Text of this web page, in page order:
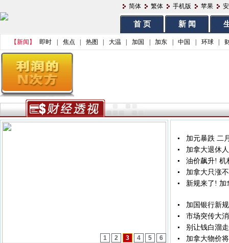
简体 繁体 手机版 苹果
首 页 新 闻
【新闻】 即时 焦点 热图 大温 加国 加东 中国 环球
1 2 3 4 5
6
加元暴跌 二
加拿大退休
油价飙升! 机
加拿大只涨
新规来了! 加
加国银行新
市场突传大
别让钱白溜
加拿大物价